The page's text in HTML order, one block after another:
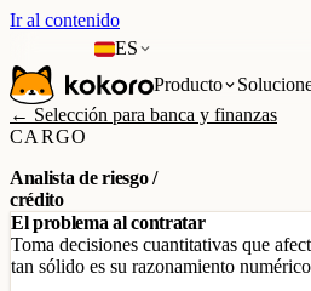
Ir al contenido
ES
Producto
← Selección para banca y finanzas
CARGO
Analista de riesgo /
crédito
El problema al contratar
Toma decisiones cuantitativas que
tan sólido es su razonamiento